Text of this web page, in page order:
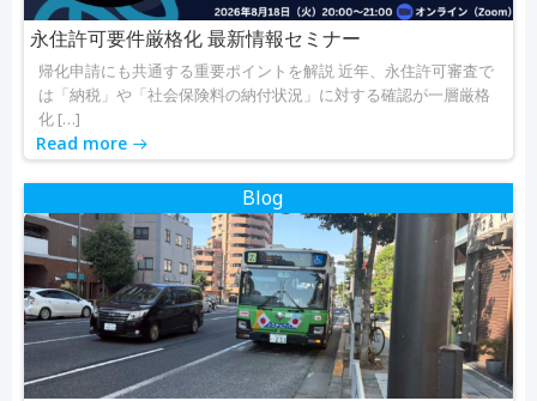
永住許可要件厳格化 最新情報セミナー
帰化申請にも共通する重要ポイントを解説 近年、永住許可審査で
は「納税」や「社会保険料の納付状況」に対する確認が一層厳格
化 […]
Read more
Blog